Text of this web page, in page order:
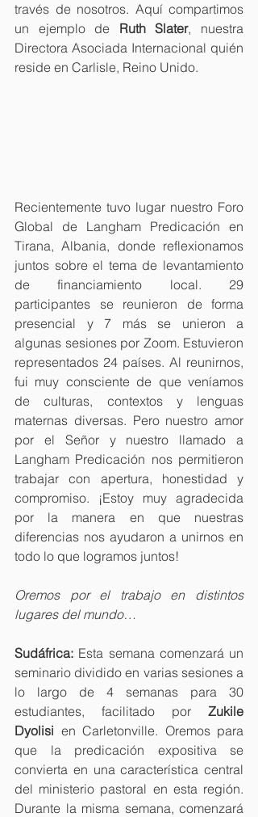
través de nosotros. Aquí compartimos
un ejemplo de Ruth Slater, nuestra
Directora Asociada Internacional quién
reside en Carlisle, Reino Unido.
Recientemente tuvo lugar nuestro Foro
Global de Langham Predicación en
Tirana, Albania, donde reflexionamos
juntos sobre el tema de levantamiento
de financiamiento local. 29
participantes se reunieron de forma
presencial y 7 más se unieron a
algunas sesiones por Zoom. Estuvieron
representados 24 países. Al reunirnos,
fui muy consciente de que veníamos
de culturas, contextos y lenguas
maternas diversas. Pero nuestro amor
por el Señor y nuestro llamado a
Langham Predicación nos permitieron
trabajar con apertura, honestidad y
compromiso. ¡Estoy muy agradecida
por la manera en que nuestras
diferencias nos ayudaron a unirnos en
todo lo que logramos juntos!
Oremos por el trabajo en distintos
lugares del mundo…
Sudáfrica: Esta semana comenzará un
seminario dividido en varias sesiones a
lo largo de 4 semanas para 30
estudiantes, facilitado por Zukile
Dyolisi en Carletonville. Oremos para
que la predicación expositiva se
convierta en una característica central
del ministerio pastoral en esta región.
Durante la misma semana, comenzará